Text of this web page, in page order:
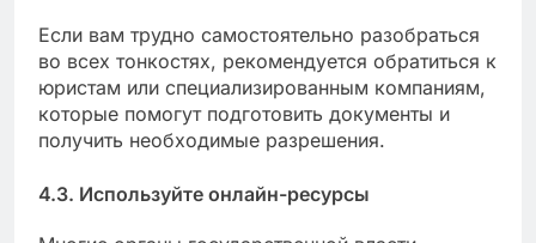
Если вам трудно самостоятельно разобраться
во всех тонкостях, рекомендуется обратиться к
юристам или специализированным компаниям,
которые помогут подготовить документы и
получить необходимые разрешения.
4.3. Используйте онлайн-ресурсы